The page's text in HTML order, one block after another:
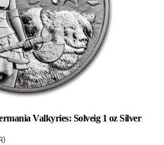
Valkyries: Solveig 1 oz Silver
)